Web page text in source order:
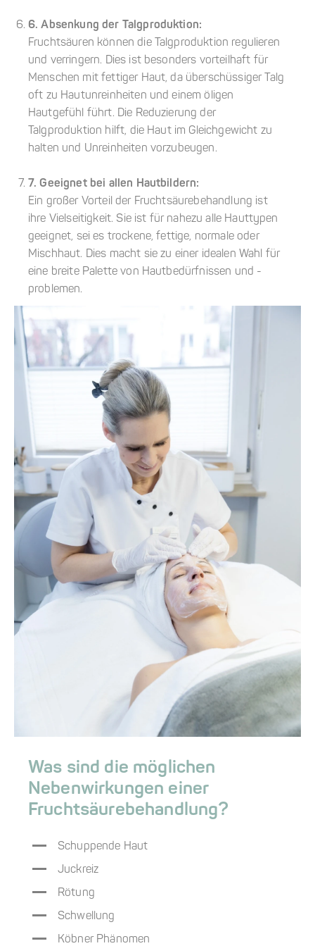
6. Absenkung der Talgproduktion:
Fruchtsäuren können die Talgproduktion regulieren
und verringern. Dies ist besonders vorteilhaft für
Menschen mit fettiger Haut, da überschüssiger Talg
oft zu Hautunreinheiten und einem öligen
Hautgefühl führt. Die Reduzierung der
Talgproduktion hilft, die Haut im Gleichgewicht zu
halten und Unreinheiten vorzubeugen.
7. Geeignet bei allen Hautbildern:
Ein großer Vorteil der Fruchtsäurebehandlung ist
ihre Vielseitigkeit. Sie ist für nahezu alle Hauttypen
geeignet, sei es trockene, fettige, normale oder
Mischhaut. Dies macht sie zu einer idealen Wahl für
eine breite Palette von Hautbedürfnissen und -
problemen.
Was sind die möglichen
Nebenwirkungen einer
Fruchtsäurebehandlung?
Schuppende Haut
Juckreiz
Rötung
Schwellung
Köbner Phänomen